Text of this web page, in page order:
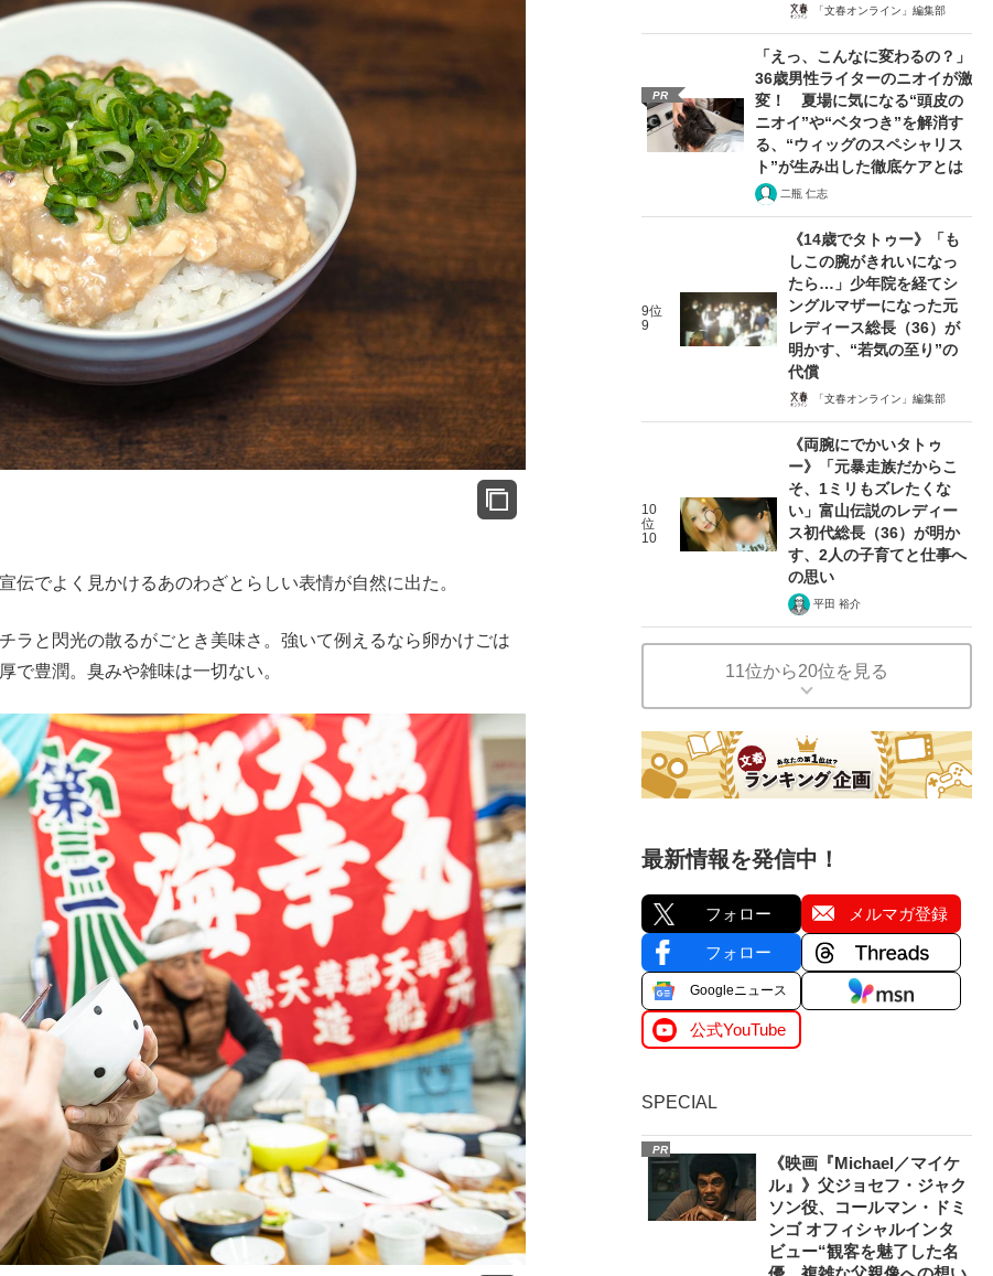
でよく見かけるあのわざとらしい表情が自然に出た。
ラと閃光の散るがごとき美味さ。強いて例えるなら卵かけごは
で豊潤。臭みや雑味は一切ない。
「文春オンライン」編集部
PR
「えっ、こんなに変わるの？」
36歳男性ライターのニオイが激
変！ 夏場に気になる“頭皮の
ニオイ”や“ベタつき”を解消す
る、“ウィッグのスペシャリス
ト”が生み出した徹底ケアとは
二瓶 仁志
9位
9
《14歳でタトゥー》「も
しこの腕がきれいになっ
たら…」少年院を経てシ
ングルマザーになった元
レディース総長（36）が
明かす、“若気の至り”の
代償
「文春オンライン」編集部
10
位
10
《両腕にでかいタトゥ
ー》「元暴走族だからこ
そ、1ミリもズレたくな
い」富山伝説のレディー
ス初代総長（36）が明か
す、2人の子育てと仕事へ
の思い
平田 裕介
11位から20位を見る
最新情報を発信中！
フォロー メルマガ登録
フォロー
Googleニュース
公式YouTube
SPECIAL
PR
《映画『Michael／マイケ
ル』》父ジョセフ・ジャク
ソン役、コールマン・ドミ
ンゴ オフィシャルインタ
ビュー“観客を魅了した名